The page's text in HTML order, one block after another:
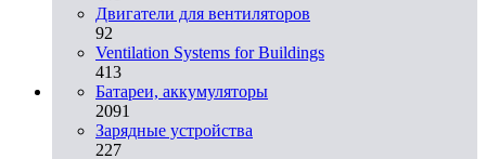
Двигатели для вентиляторов
92
Ventilation Systems for Buildings
413
Батареи, аккумуляторы
2091
Зарядные устройства
227